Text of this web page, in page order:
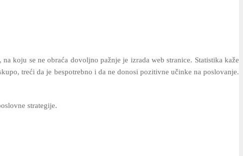
koju se ne obraća dovoljno pažnje je izrada web stranice. Statistika kaže
treći da je bespotrebno i da ne donosi pozitivne učinke na poslovanje.
strategije.